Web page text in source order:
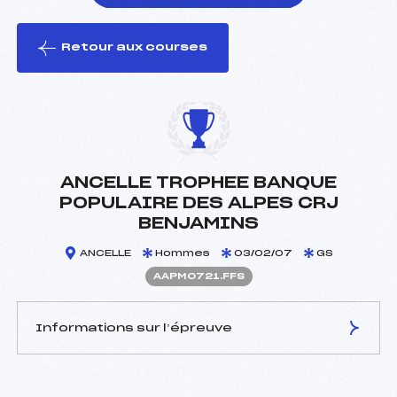
le ski
Retour aux courses
ANCELLE TROPHEE BANQUE
POPULAIRE DES ALPES CRJ
BENJAMINS
ANCELLE Hommes 03/02/07 GS
AAPM0721.FFS
Informations sur l’épreuve